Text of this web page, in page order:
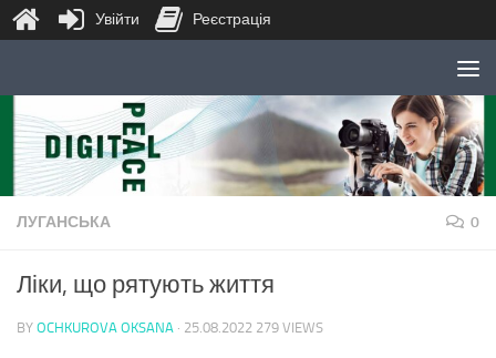
Skip to content
ЛУГАНСЬКА 0
Ліки, що рятують життя
BY OCHKUROVA OKSANA · 25.08.2022 279 VIEWS
Увійти Реєстрація